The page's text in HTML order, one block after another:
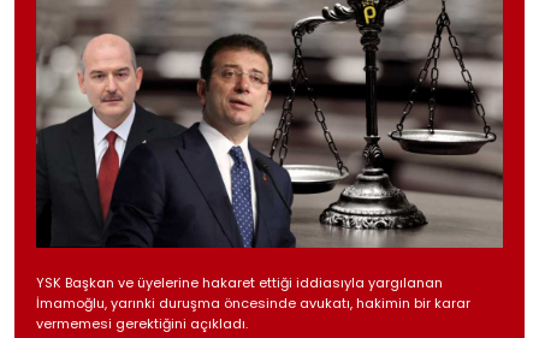
YSK Başkan ve üyelerine hakaret ettiği iddiasıyla yargılanan
İmamoğlu, yarınki duruşma öncesinde avukatı, hakimin bir karar
vermemesi gerektiğini açıkladı.